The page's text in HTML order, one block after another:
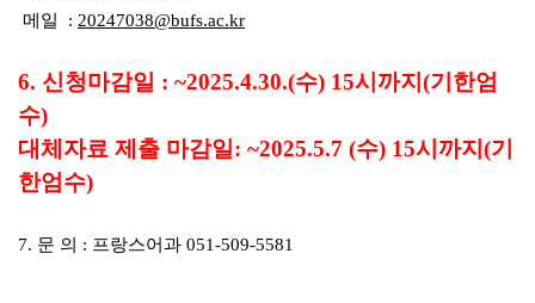
메일
: 20247038@bufs.ac.kr
6. 신청마감일 : ~2025.4.30.(수) 15시까지 (기한엄
수)
대체자료 제출 마감일: ~2025.5.7 (수) 15시까지(기
한엄수)
7. 문 의 : 프랑스어과 051-509-5581